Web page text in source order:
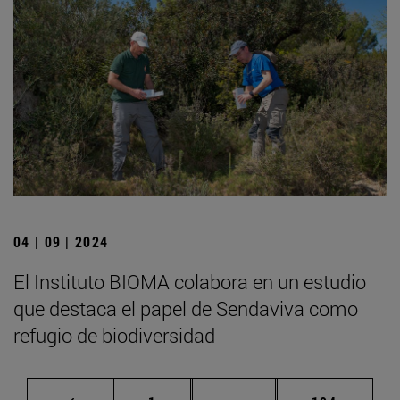
04 | 09 | 2024
El Instituto BIOMA colabora en un estudio
que destaca el papel de Sendaviva como
refugio de biodiversidad